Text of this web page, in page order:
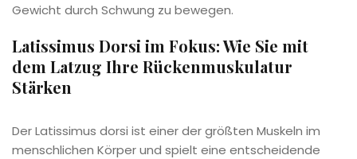
Gewicht durch Schwung zu bewegen.
Latissimus Dorsi im Fokus: Wie Sie mit
dem Latzug Ihre Rückenmuskulatur
Stärken
Der Latissimus dorsi ist einer der größten Muskeln im
menschlichen Körper und spielt eine entscheidende